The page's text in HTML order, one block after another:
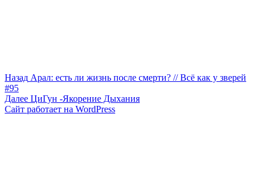
Навигация
по
записям
Назад Предыдущая
Арал: есть ли жизнь после смерти? // Всё как у зверей
#95
Далее Следующая
запись:
ЦиГун -Якорение Дыхания
Сайт работает на WordPress